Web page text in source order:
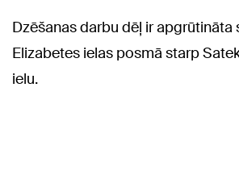
Dzēšanas darbu dēļ ir apgrūtināta
Elizabetes ielas posmā starp
ielu.